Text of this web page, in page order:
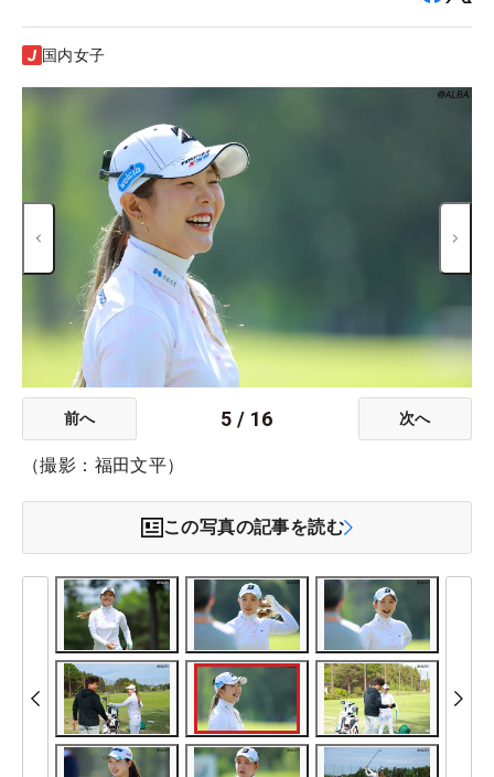
国内女子
前へ 5 / 16 次へ
（撮影：福田文平）
この写真の記事を読む